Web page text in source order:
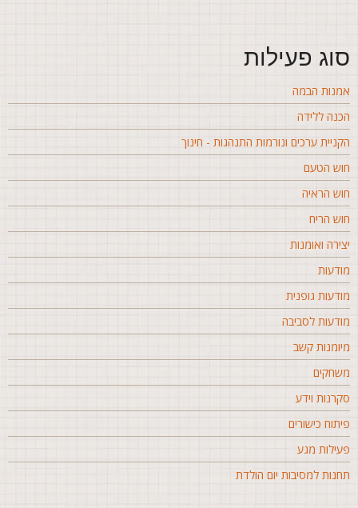
פעילות
הבמה
ללידה
ערכים ונורמות התנהגות - חינוך
הטעם
הראיה
הריח
ואומנות
גופנית
לסביבה
קשב
וידע
כישורים
מגע
למסיבות יום הולדת